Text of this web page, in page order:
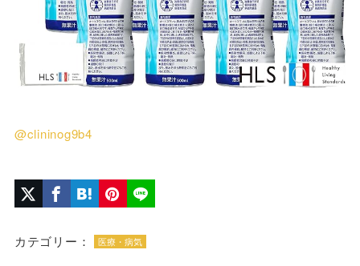
@clininog9b4
カテゴリー： 医療・病気